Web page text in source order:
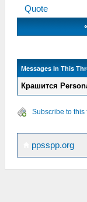
Quote
Messages In This
Крашится
Subscribe to this
ppsspp.org